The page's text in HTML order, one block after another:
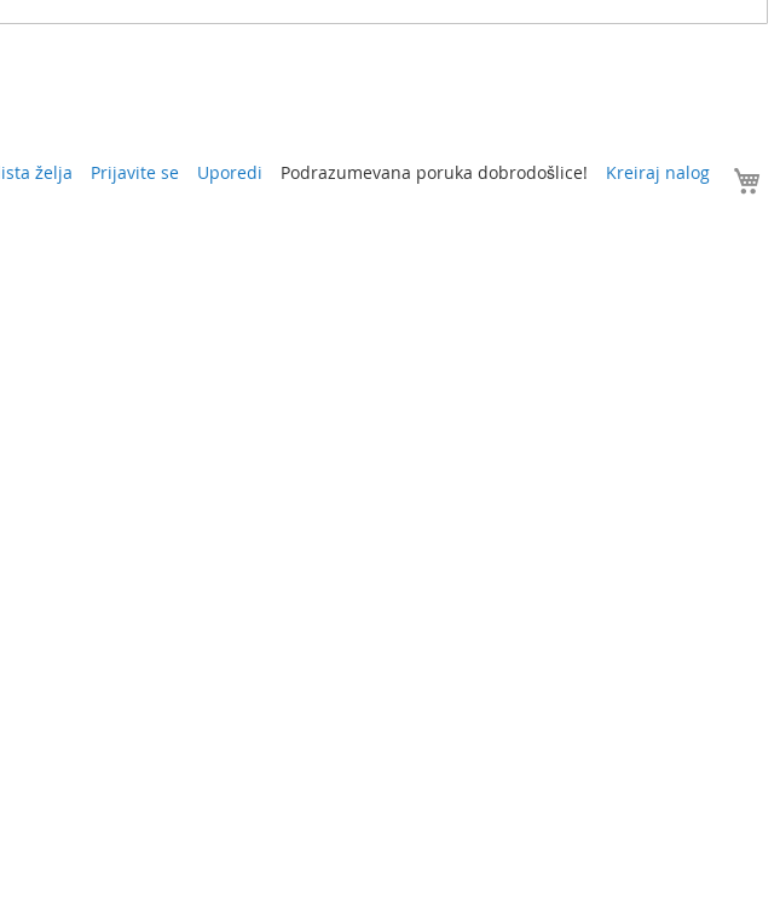
želja Prijavite se Uporedi Podrazumevana poruka dobrodošlice! Kreiraj nalog